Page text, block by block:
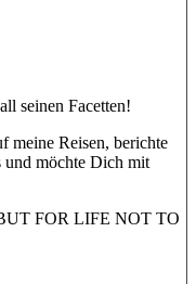
seinen Facetten!
meine Reisen, berichte
und möchte Dich mit
FOR LIFE NOT TO